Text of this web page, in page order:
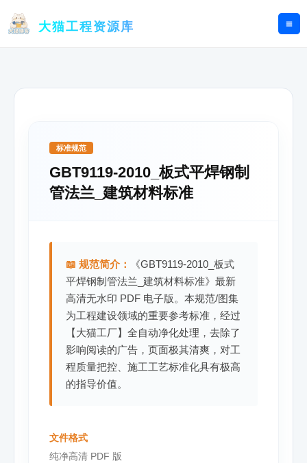
大猫工程资源库
标准规范
GBT9119-2010_板式平焊钢制
管法兰_建筑材料标准
📖 规范简介：
《GBT9119-2010_板式
平焊钢制管法兰_建筑材料标准》最新
高清无水印 PDF 电子版。本规范/图集
为工程建设领域的重要参考标准，经过
【大猫工厂】全自动净化处理，去除了
影响阅读的广告，页面极其清爽，对工
程质量把控、施工工艺标准化具有极高
的指导价值。
文件格式
纯净高清 PDF 版